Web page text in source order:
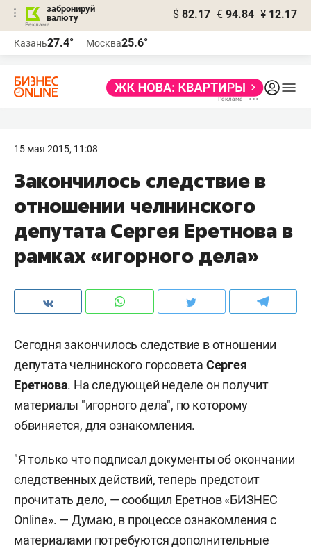
забронируй
валюту
$ 82.17 € 94.84 ¥ 12.17
Казань27.4° Москва25.6°
15 мая 2015, 11:08
Закончилось следствие в
отношении челнинского
депутата Сергея Еретнова в
рамках «игорного дела»
Сегодня закончилось следствие в отношении
депутата челнинского горсовета Сергея
Еретнова. На следующей неделе он получит
материалы "игорного дела", по которому
обвиняется, для ознакомления.
"Я только что подписал документы об окончании
следственных действий, теперь предстоит
прочитать дело, — сообщил Еретнов «БИЗНЕС
Online». — Думаю, в процессе ознакомления с
материалами потребуются дополнительные